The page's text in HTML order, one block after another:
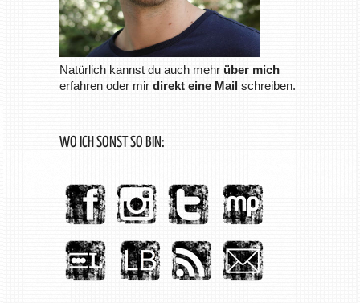
Natürlich kannst du auch mehr über mich
erfahren oder mir direkt eine Mailschreiben.
WO ICH SONST SO BIN: